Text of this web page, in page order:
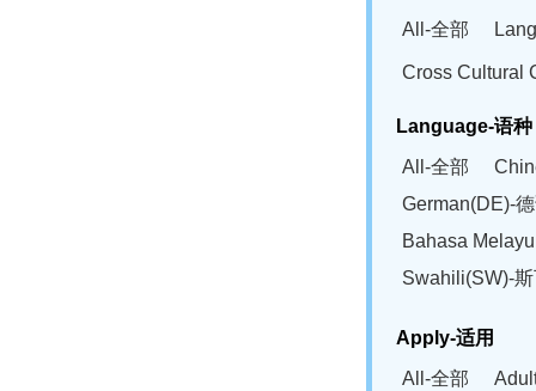
All-全部
Cross Cultural
Language-语种
All-全部
German(DE)-
Bahasa
Swahili(SW)-
Apply-适用
All-全部